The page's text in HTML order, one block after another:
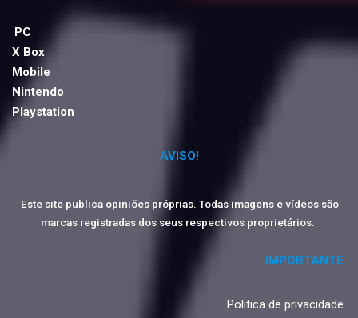
PC
X Box
Mobile
Nintendo
Playstation
AVISO!
Este site publica opiniões próprias. Todas imagens e vídeos são
marcas registradas dos seus respectivos proprietários.
IMPORTANTE
Politica de privacidade